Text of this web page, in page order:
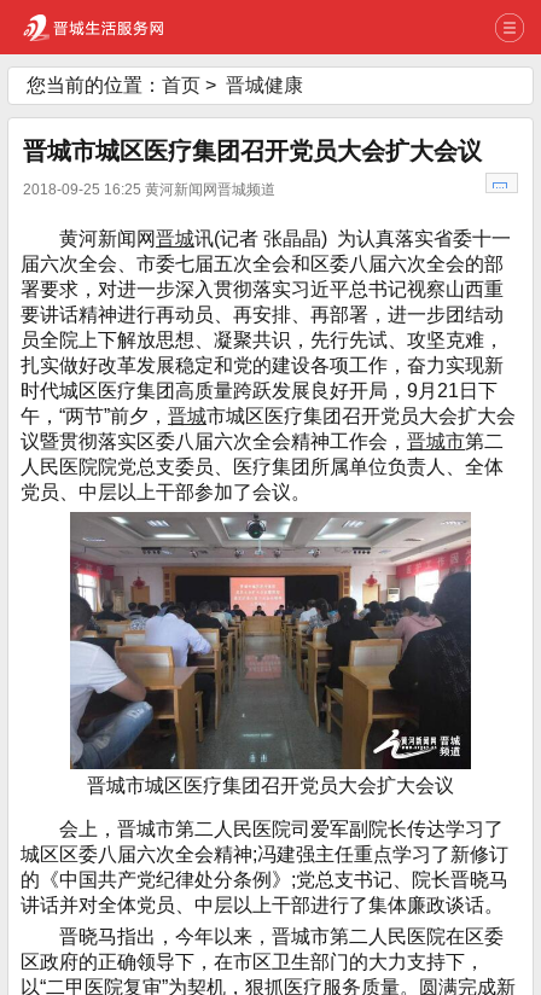
您当前的位置： 首页 > 晋城健康
晋城市城区医疗集团召开党员大会扩大会议
2018-09-25 16:25 黄河新闻网晋城频道
黄河新闻网晋城讯(记者 张晶晶) 为认真落实省委十一
届六次全会、市委七届五次全会和区委八届六次全会的部
署要求，对进一步深入贯彻落实习近平总书记视察山西重
要讲话精神进行再动员、再安排、再部署，进一步团结动
员全院上下解放思想、凝聚共识，先行先试、攻坚克难，
扎实做好改革发展稳定和党的建设各项工作，奋力实现新
时代城区医疗集团高质量跨跃发展良好开局，9月21日下
午，“两节”前夕， 晋城市城区医疗集团召开党员大会扩大会
议暨贯彻落实区委八届六次全会精神工作会， 晋城市第二
人民医院院党总支委员、医疗集团所属单位负责人、全体
党员、中层以上干部参加了会议。
晋城市城区医疗集团召开党员大会扩大会议
会上，晋城市第二人民医院司爱军副院长传达学习了
城区区委八届六次全会精神;冯建强主任重点学习了新修订
的《中国共产党纪律处分条例》;党总支书记、院长晋晓马
讲话并对全体党员、中层以上干部进行了集体廉政谈话。
晋晓马指出，今年以来，晋城市第二人民医院在区委
区政府的正确领导下，在市区卫生部门的大力支持下，
以“二甲医院复审”为契机，狠抓医疗服务质量。圆满完成新